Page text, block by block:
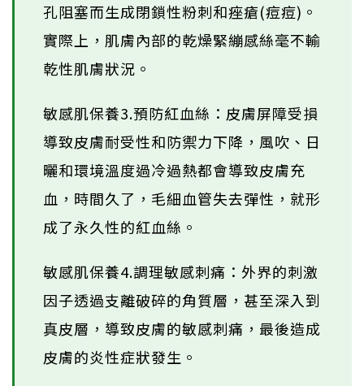
孔阻塞而生成閉鎖性粉刺和痤瘡(痘痘)。
實際上，肌膚內部的乾燥緊繃感絲毫不輸
乾性肌膚狀況。
敏感肌保養3.預防紅血絲：皮膚屏障受損
導致皮膚耐受性和防禦力下降，風吹、日
曬和環境溫度過冷過熱都會導致皮膚充
血，時間久了，毛細血管失去彈性，就形
成了永久性的紅血絲。
敏感肌保養4.調理敏感刺痛：外界的刺激
因子透過支離破碎的角質層，甚至深入到
真皮層，導致皮膚的敏感刺痛，最後造成
皮膚的炎性症狀發生。